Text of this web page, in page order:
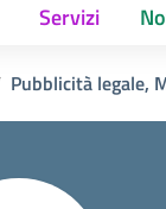
Servizi
Pubblicità legale,